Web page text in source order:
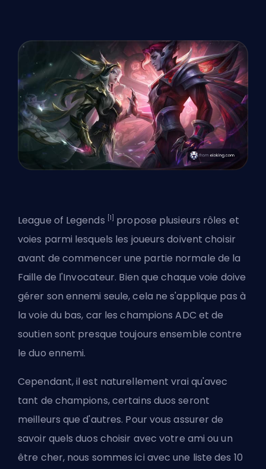
League of Legends [1]
propose plusieurs rôles et
voies parmi lesquels les joueurs doivent choisir
avant de commencer une partie normale de la
Faille de l'Invocateur. Bien que chaque voie doive
gérer son ennemi seule, cela ne s'applique pas à
la voie du bas, car les championsADC et de
soutien sont presque toujours ensemble contre
le duo ennemi.
Cependant, il est naturellement vrai qu'avec
tant de champions, certains duos seront
meilleurs que d'autres. Pour vous assurer de
savoir quels duos choisir avec votre ami ou un
être cher, nous sommes ici avec une liste des 10